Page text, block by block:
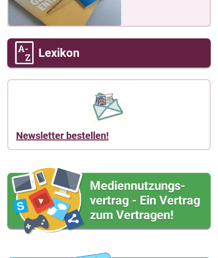
Lexikon
Newsletter bestellen!